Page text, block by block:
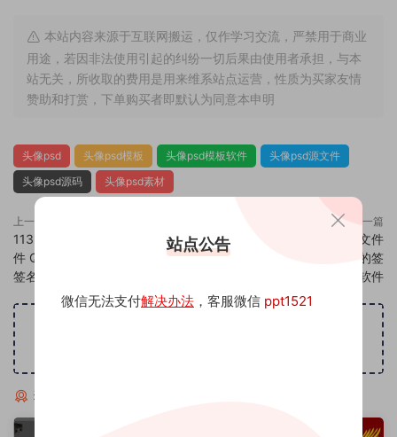
本站内容来源于互联网搬运，仅作学习交流，严禁用于商业
用途，若因非法使用引起的纠纷一切后果由使用者承担，与本
站无关，所收取的费用是用来维系站点运营，性质为买家友情
赞助和打赏，下单购买者即默认为同意本申明
头像psd 头像psd模板 头像psd模板软件
头像psd源文件
头像psd源码
头像psd素材
上一篇
1139头像psd素材源码模板源文
件 QQ微信抖音快手小红书很火的
签名百家姓氏头像制作教程软件
下一篇
1141头像psd素材源码模板源文件
QQ微信抖音快手小红书很火的签
名百家姓氏头像制作教程软件
猜你喜欢
站点公告
微信无法支付解决办法 ，客服微信 ppt1521